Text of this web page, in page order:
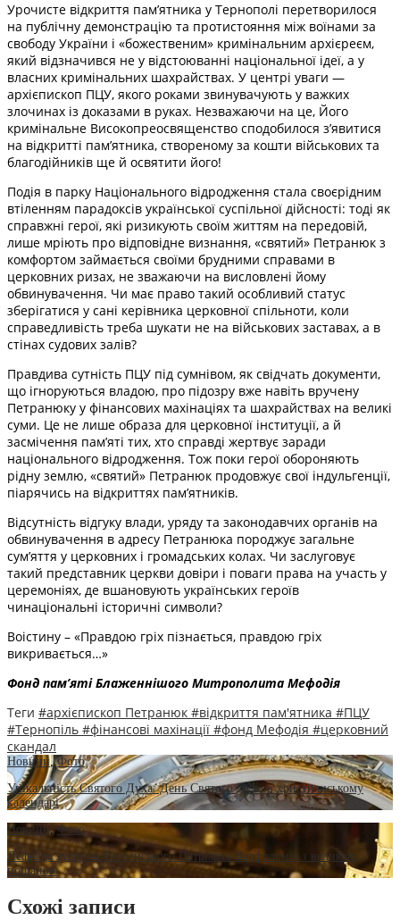
Урочисте відкриття пам’ятника у Тернополі перетворилося
на публічну демонстрацію та протистояння між воїнами за
свободу України і «божественим» кримінальним архієреєм,
який відзначився не у відстоюванні національної ідеї, а у
власних кримінальних шахрайствах. У центрі уваги —
архієпископ ПЦУ, якого роками звинувачують у важких
злочинах із доказами в руках. Незважаючи на це, Його
кримінальне Високопреосвященство сподобилося з’явитися
на відкритті пам’ятника, створеному за кошти військових та
благодійників ще й освятити його!
Подія в парку Національного відродження стала своєрідним
втіленням парадоксів української суспільної дійсності: тоді як
справжні герої, які ризикують своїм життям на передовій,
лише мріють про відповідне визнання, «святий» Петранюк з
комфортом займається своїми брудними справами в
церковних ризах, не зважаючи на висловлені йому
обвинувачення. Чи має право такий особливий статус
зберігатися у сані керівника церковної спільноти, коли
справедливість треба шукати не на військових заставах, а в
стінах судових залів?
Правдива сутність ПЦУ під сумнівом, як свідчать документи,
що ігноруються владою, про підозру вже навіть вручену
Петранюку у фінансових махінаціях та шахрайствах на великі
суми. Це не лише образа для церковної інституції, а й
засмічення пам’яті тих, хто справді жертвує заради
національного відродження. Тож поки герої обороняють
рідну землю, «святий» Петранюк продовжує свої індульгенції,
піарячись на відкриттях пам’ятників.
Відсутність відгуку влади, уряду та законодавчих органів на
обвинувачення в адресу Петранюка породжує загальне
сум’яття у церковних і громадських колах. Чи заслуговує
такий представник церкви довіри і поваги права на участь у
церемоніях, де вшановують українських героїв
чинаціональні історичні символи?
Воістину – «Правдою гріх пізнається, правдою гріх
викривається…»
Фонд пам’яті Блаженнішого Митрополита Мефодія
Теги #архієпископ Петранюк #відкриття пам'ятника #ПЦУ
#Тернопіль #фінансові махінації #фонд Мефодія #церковний
скандал
Новини,Фото
Унікальність Святого Духа: День Святого Духа в християнському
календарі
Новини,Фото
Лефкада зустріла Вселенського Патріарха Варфоломія з великою
пошаною
Схожі записи